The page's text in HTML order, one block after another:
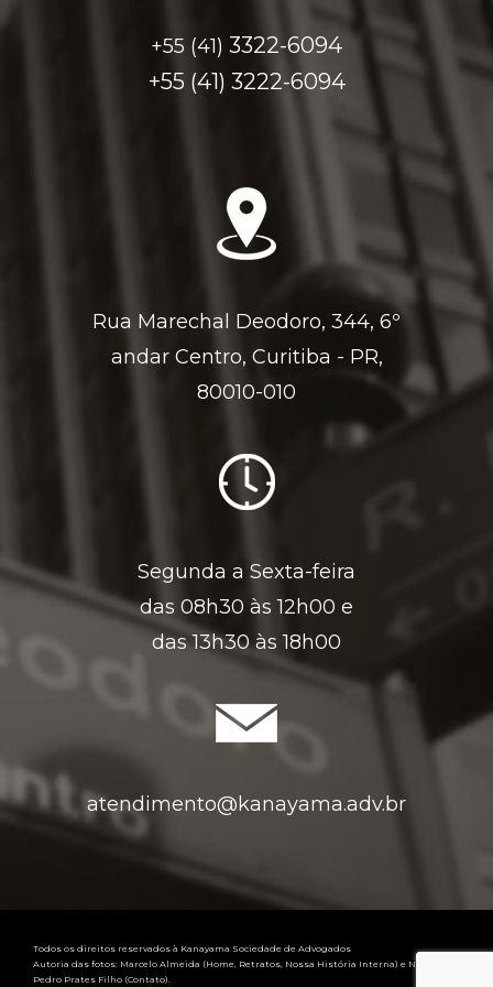
+55 (41) 3322-6094
+55 (41) 3222-6094
Rua Marechal Deodoro, 344, 6º
andar Centro, Curitiba - PR,
80010-010
Segunda a Sexta-feira
das 08h30 às 12h00 e
das 13h30 às 18h00
atendimento@kanayama.adv.br
Todos os direitos reservados à Kanayama Sociedade de Advogados
Autoria das fotos: Marcelo Almeida (Home, Retratos, Nossa História Interna) e Naudé
Pedro Prates Filho (Contato).